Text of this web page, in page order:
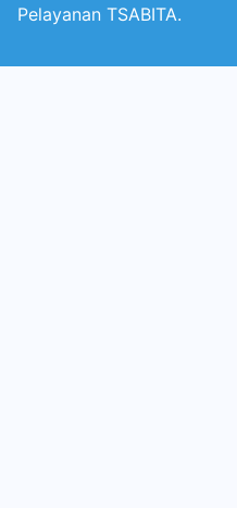
Pelayanan TSABITA.